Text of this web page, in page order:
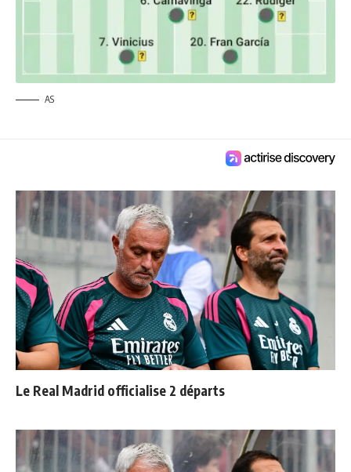
AS
Le Real Madrid officialise 2 départs